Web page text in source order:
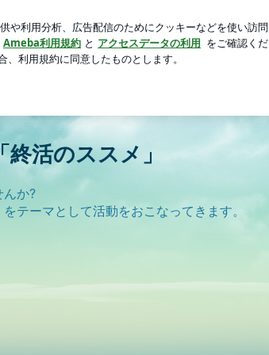
ロ
活のススメ」
んか?
テーマとして活動をおこなってきます。